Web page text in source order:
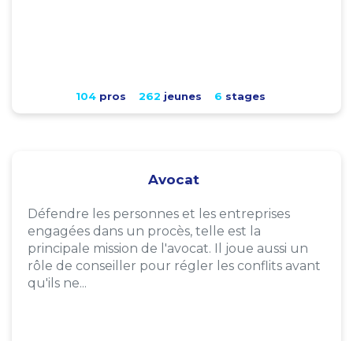
104pros 262 jeunes 6 stages
Avocat
Défendre les personnes et les entreprises
engagées dans un procès, telle est la
principale mission de l'avocat. Il joue aussi un
rôle de conseiller pour régler les conflits avant
qu'ils ne...